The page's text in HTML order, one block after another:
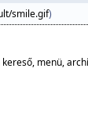
smile.gif)
menü,